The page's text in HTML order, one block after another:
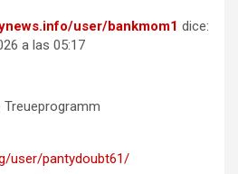
user/bankmom1 dice:
a las 05:17
Treueprogramm
user/pantydoubt61/